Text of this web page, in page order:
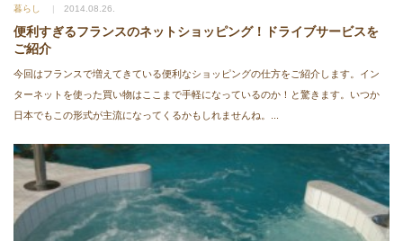
暮らし 2014.08.26.
便利すぎるフランスのネットショッピング！ドライブサービスを
ご紹介
今回はフランスで増えてきている便利なショッピングの仕方をご紹介します。イン
ターネットを使った買い物はここまで手軽になっているのか！と驚きます。いつか
日本でもこの形式が主流になってくるかもしれませんね。...